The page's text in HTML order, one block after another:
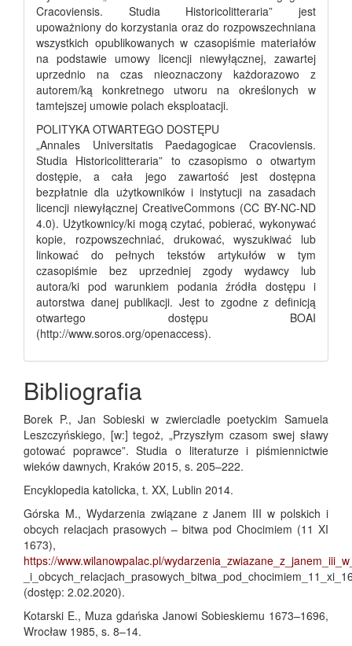
Cracoviensis. Studia Historicolitteraria” jest
upoważniony do korzystania oraz do rozpowszechniana
wszystkich opublikowanych w czasopiśmie materiałów
na podstawie umowy licencji niewyłącznej, zawartej
uprzednio na czas nieoznaczony każdorazowo z
autorem/ką konkretnego utworu na określonych w
tamtejszej umowie polach eksploatacji.
POLITYKA OTWARTEGO DOSTĘPU
„Annales Universitatis Paedagogicae Cracoviensis.
Studia Historicolitteraria” to czasopismo o otwartym
dostępie, a cała jego zawartość jest dostępna
bezpłatnie dla użytkowników i instytucji na zasadach
licencji niewyłącznej CreativeCommons (CC BY-NC-ND
4.0). Użytkownicy/ki mogą czytać, pobierać, wykonywać
kopie, rozpowszechniać, drukować, wyszukiwać lub
linkować do pełnych tekstów artykułów w tym
czasopiśmie bez uprzedniej zgody wydawcy lub
autora/ki pod warunkiem podania źródła dostępu i
autorstwa danej publikacji. Jest to zgodne z definicją
otwartego dostępu BOAI
(http://www.soros.org/openaccess).
Bibliografia
Borek P., Jan Sobieski w zwierciadle poetyckim Samuela
Leszczyńskiego, [w:] tegoż, „Przyszłym czasom swej sławy
gotować poprawce”. Studia o literaturze i piśmiennictwie
wieków dawnych, Kraków 2015, s. 205–222.
Encyklopedia katolicka, t. XX, Lublin 2014.
Górska M., Wydarzenia związane z Janem III w polskich i
obcych relacjach prasowych – bitwa pod Chocimiem (11 XI
1673),
https://www.wilanowpalac.pl/
(dostęp: 2.02.2020).
Kotarski E., Muza gdańska Janowi Sobieskiemu 1673–1696,
Wrocław 1985, s. 8–14.